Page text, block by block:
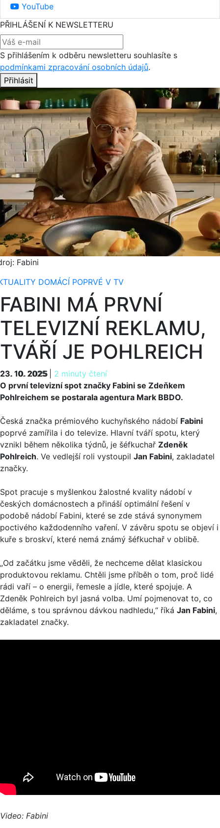
YouTube
PŘIHLÁŠENÍ K NEWSLETTERU
S přihlášením k odběru newsletteru souhlasíte s
podmínkami zpracování osobních údajů.
Přihlásit
Fabini
DOMÁCÍ POPRVÉ V TV
FABINI MÁ PRVNÍ
TELEVIZNÍ REKLAMU,
TVÁŘÍ JE POHLREICH
23. 10. 2025 2 minuty čtení
23. 10. 2025
O první televizní spot značky Fabini se Zdeňkem
Pohlreichem se postarala agentura Mark BBDO.
Česká značka prémiového kuchyňského nádobí Fabini
poprvé zamířila i do televize. Hlavní tváří spotu, který
vznikl během několika týdnů, je šéfkuchař Zdeněk
Pohlreich. Ve vedlejší roli vystoupil Jan Fabini, zakladatel
značky.
Spot pracuje s myšlenkou žalostné kvality nádobí v
českých domácnostech a přináší optimální řešení v
podobě nádobí Fabini, které se zde stává synonymem
poctivého každodenního vaření. V závěru spotu se objeví i
kuře s broskví, které nemá známý šéfkuchař v oblibě.
„Od začátku jsme věděli, že nechceme dělat klasickou
produktovou reklamu. Chtěli jsme příběh o tom, proč lidé
rádi vaří – o energii, řemesle a jídle, které spojuje. A
Zdeněk Pohlreich byl jasná volba. Umí pojmenovat to, co
děláme, s tou správnou dávkou nadhledu,“ říká Jan Fabini,
zakladatel značky.
Video: Fabini